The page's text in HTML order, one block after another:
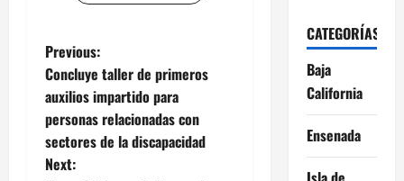
P
o
s
t
Previous:
Concluye taller de primeros
auxilios impartido para
personas relacionadas con
sectores de la discapacidad
Next:
CATEGORÍAS
Baja
California
Ensenada